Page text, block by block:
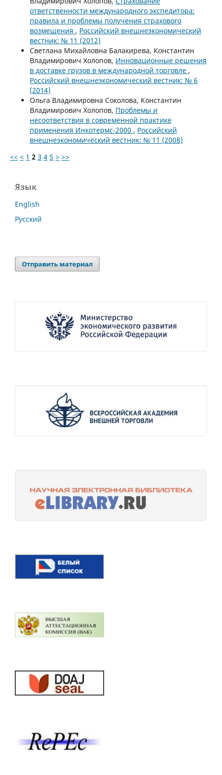
ответственности международного экспедитора:
правила и проблемы получения страхового
возмещения , Российский внешнеэкономический
вестник: № 11 (2012)
Светлана Михайловна Балакирева, Константин
Владимирович Холопов, Инновационные решения
в доставке грузов в международной торговле ,
Российский внешнеэкономический вестник: № 6
(2014)
Ольга Владимировна Соколова, Константин
Владимирович Холопов, Проблемы и
несоответствия в современной практике
применения Инкотермс-2000 , Российский
внешнеэкономический вестник: № 11 (2008)
<< < 1 2 3 4 5 > >>
Язык
English
Русский
Отправить материал